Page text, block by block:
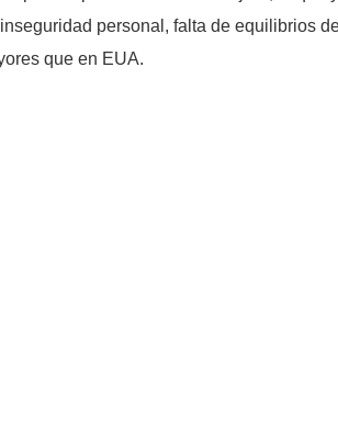
personal, falta de equilibrios
que en EUA.